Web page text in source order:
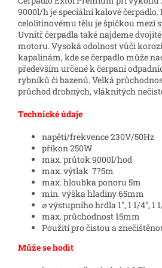
9000l/h je speciální kalové čerpadlo.
celolitinovému tělu je špičkou mezi
Uvnitř čerpadla také najdeme
motoru. Vysoká odolnost vůči
kapalinám, kde se čerpadlo může
především určené k čerpaní
rybníků či bazenů. Velká
průchod drobných, vláknitých
Technické údaje
napětí/frekvence 230V/50Hz
příkon 250W
max. průtok 9000l/hod
max. výtlak 7?5m
max. hloubka ponoru 5m
min. výška hladiny 65mm
⌀ výstupního hrdla 1", 1 1/4", 1
max. průchodnost 15mm
Použití pro čistou a
Může se hodit